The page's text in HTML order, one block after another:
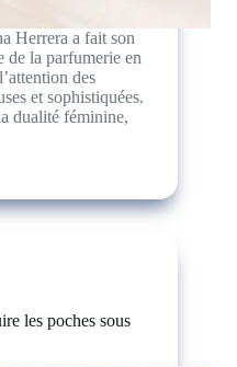
Herrera a fait son
de la parfumerie en
des
et sophistiquées.
dualité féminine,
les poches sous